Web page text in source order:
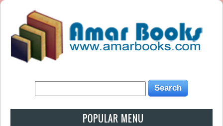
POPULAR MENU